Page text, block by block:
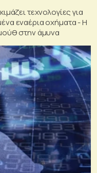
τεχνολογίες για
εναέρια οχήματα - Η
στην άμυνα